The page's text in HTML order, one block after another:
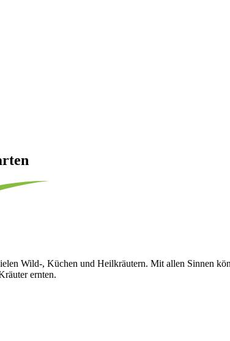
Wild-, Küchen und Heilkräutern. Mit allen Sinnen
ernten.